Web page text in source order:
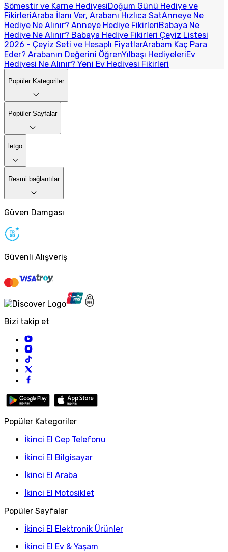
Sömestir ve Karne HediyesiDoğum Günü Hediye ve
FikirleriAraba İlanı Ver, Arabanı Hızlıca SatAnneye Ne
Hediye Ne Alınır? Anneye Hediye FikirleriBabaya Ne
Hediye Ne Alınır? Babaya Hediye Fikirleri Çeyiz Listesi
2026 - Çeyiz Seti ve Hesaplı FiyatlarArabam Kaç Para
Eder? Arabanın Değerini ÖğrenYılbaşı HediyeleriEv
Hediyesi Ne Alınır? Yeni Ev Hediyesi Fikirleri
Popüler Kategoriler
Popüler Sayfalar
letgo
Resmi bağlantılar
Güven Damgası
Güvenli Alışveriş
Bizi takip et
Popüler Kategoriler
İkinci El Cep Telefonu
İkinci El Bilgisayar
İkinci El Araba
İkinci El Motosiklet
Popüler Sayfalar
İkinci El Elektronik Ürünler
İkinci El Ev & Yaşam